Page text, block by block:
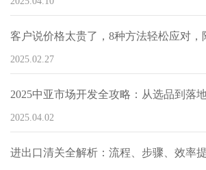
2025.02.27
2025中亚市场开发全攻略：从选品到落
2025.04.02